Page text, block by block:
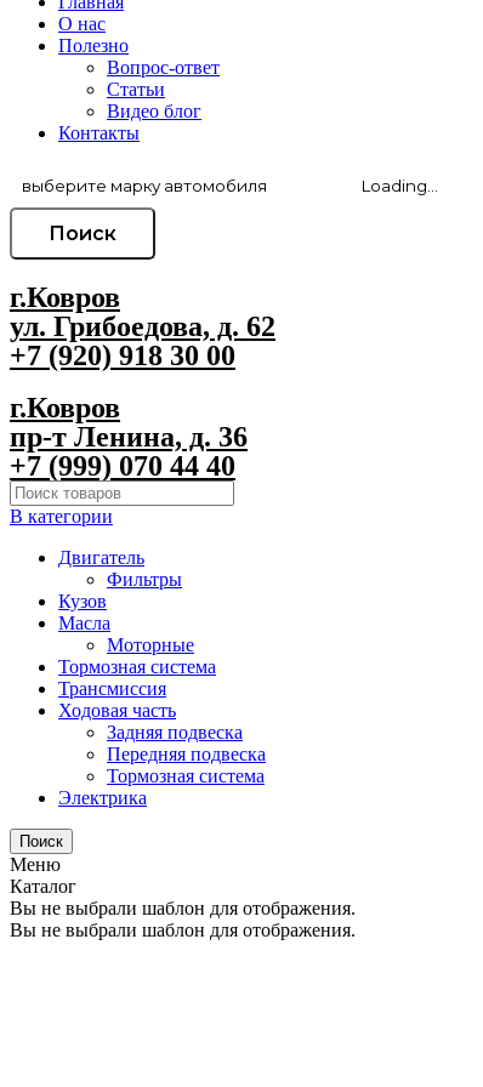
О нас
Полезно
Вопрос-ответ
Статьи
Видео блог
Контакты
Поиск
г.Ковров
ул. Грибоедова, д. 62
+7 (920) 918 30 00
г.Ковров
пр-т Ленина, д. 36
+7 (999) 070 44 40
В категории
Двигатель
Фильтры
Кузов
Масла
Моторные
Тормозная система
Трансмиссия
Ходовая часть
Задняя подвеска
Передняя подвеска
Тормозная система
Электрика
Поиск
Меню
Каталог
Вы не выбрали шаблон для отображения.
Вы не выбрали шаблон для отображения.